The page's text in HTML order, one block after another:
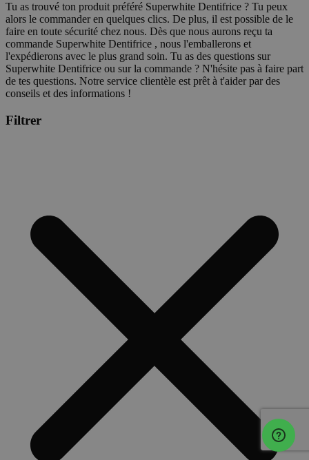
Tu as trouvé ton produit préféré Superwhite Dentifrice ? Tu peux
alors le commander en quelques clics. De plus, il est possible de le
faire en toute sécurité chez nous. Dès que nous aurons reçu ta
commande Superwhite Dentifrice , nous l'emballerons et
l'expédierons avec le plus grand soin. Tu as des questions sur
Superwhite Dentifrice ou sur la commande ? N'hésite pas à faire part
de tes questions. Notre service clientèle est prêt à t'aider par des
conseils et des informations !
Filtrer